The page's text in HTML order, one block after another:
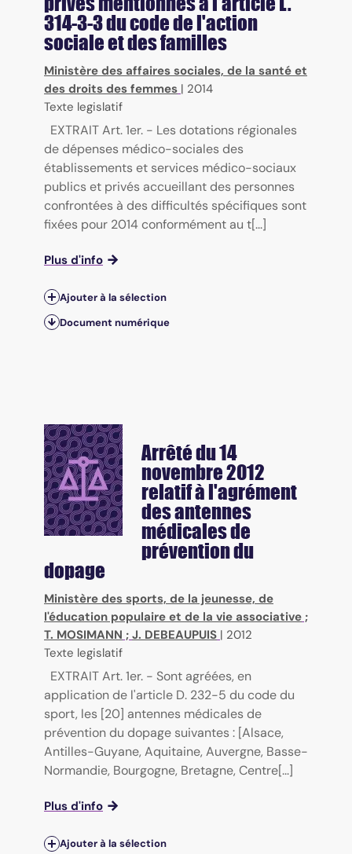
314-3-3 du code de l'action
sociale et des familles
Ministère des affaires sociales, de la santé et
des droits des femmes | 2014
Texte legislatif
EXTRAIT Art. 1er. - Les dotations régionales
de dépenses médico-sociales des
établissements et services médico-sociaux
publics et privés accueillant des personnes
confrontées à des difficultés spécifiques sont
fixées pour 2014 conformément au t[...]
Plus d'info
Ajouter à la sélection
Document numérique
Arrêté du 14
novembre 2012
relatif à l'agrément
des antennes
médicales de
prévention du
dopage
Ministère des sports, de la jeunesse, de
l'éducation populaire et de la vie associative ;
T. MOSIMANN ; J. DEBEAUPUIS | 2012
Texte legislatif
EXTRAIT Art. 1er. - Sont agréées, en
application de l'article D. 232-5 du code du
sport, les [20] antennes médicales de
prévention du dopage suivantes : [Alsace,
Antilles-Guyane, Aquitaine, Auvergne, Basse-
Normandie, Bourgogne, Bretagne, Centre[...]
Plus d'info
Ajouter à la sélection